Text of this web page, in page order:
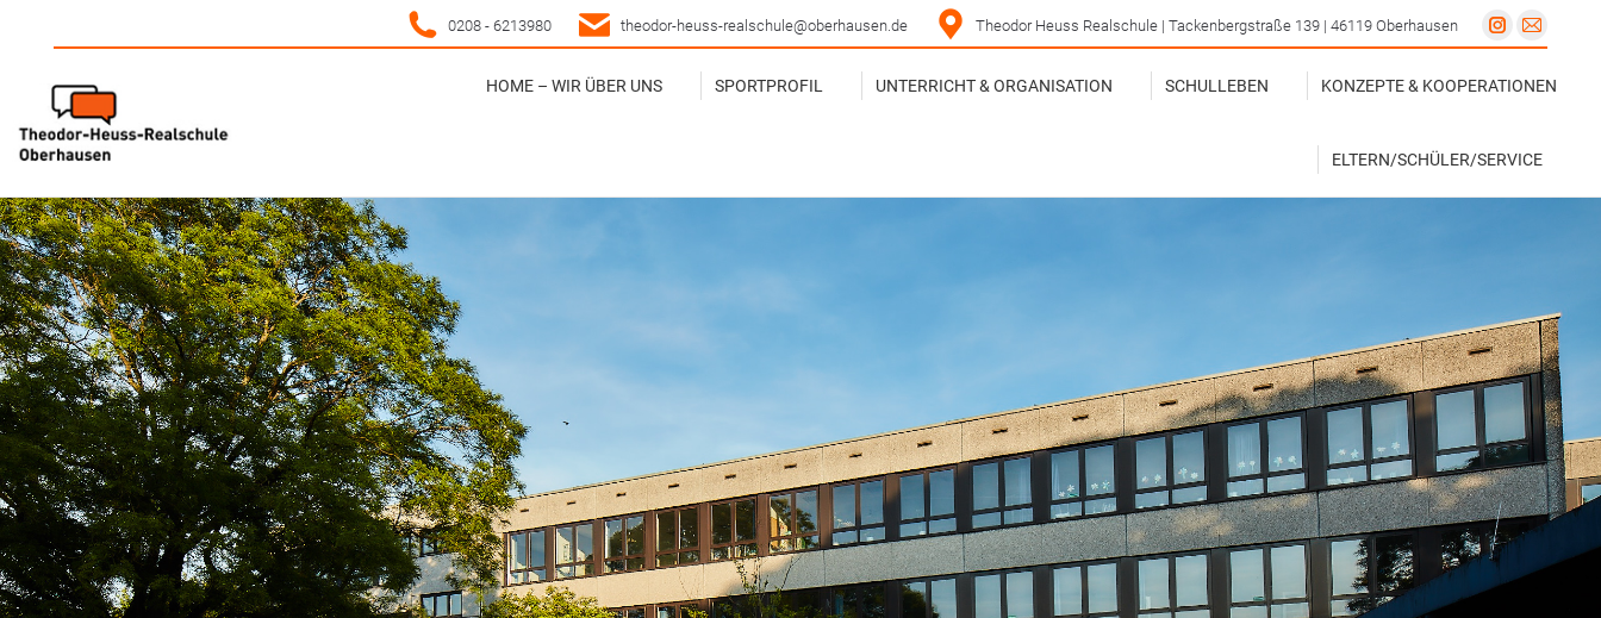
0208 - 6213980 theodor-heuss-realschule@oberhausen.de Theodor Heuss Realschule | Tackenbergstraße 139 | 46119 Oberhausen
Instagram
opens
new
window
E-
page
in
new
HOME – WIR ÜBER UNS SPORTPROFIL UNTERRICHT & ORGANISATION SCHULLEBEN KONZEPTE & KOOPERATIONEN
ELTERN/SCHÜLER/SERVICE
HOME – WIR ÜBER UNS SPORTPROFIL UNTERRICHT & ORGANISATION SCHULLEBEN KONZEPTE & KOOPERATIONEN